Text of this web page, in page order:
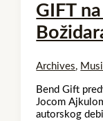
GIFT
Archives,
Bend Gift
Jocom
autorskog